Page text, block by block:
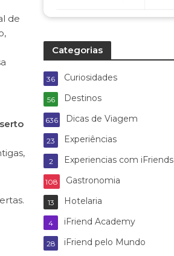
de
Categorias
Curiosidades
36
Destinos
56
Dicas de Viagem
636
Experiências
23
Experiencias com iFriends
2
Gastronomia
108
Hotelaria
13
iFriend Academy
4
iFriend pelo Mundo
28